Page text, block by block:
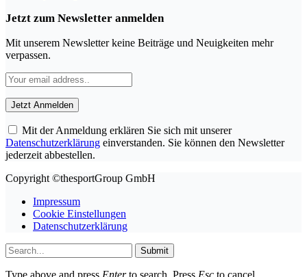
Jetzt zum Newsletter anmelden
Mit unserem Newsletter keine Beiträge und Neuigkeiten mehr
verpassen.
Mit der Anmeldung erklären Sie sich mit unserer
Datenschutzerklärung einverstanden. Sie können den Newsletter
jederzeit abbestellen.
Copyright ©thesportGroup GmbH
Impressum
Cookie Einstellungen
Datenschutzerklärung
Submit
Type above and press Enterto search. Press Esc to cancel.